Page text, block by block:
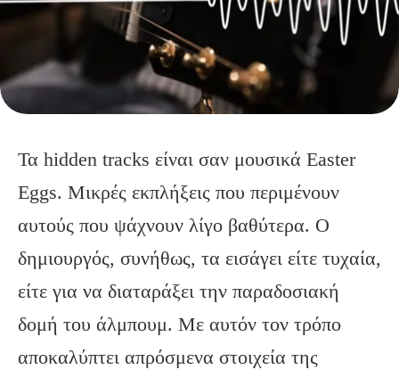
Τα hidden tracks είναι σαν μουσικά Easter
Eggs. Mικρές εκπλήξεις που περιμένουν
αυτούς που ψάχνουν λίγο βαθύτερα. Ο
δημιουργός, συνήθως, τα εισάγει είτε τυχαία,
είτε για να διαταράξει την παραδοσιακή
δομή του άλμπουμ. Με αυτόν τον τρόπο
αποκαλύπτει απρόσμενα στοιχεία της